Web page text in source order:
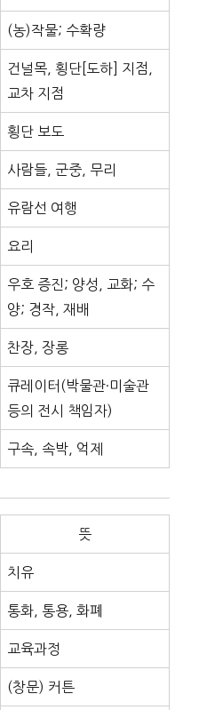
(농)작물; 수확량
건널목, 횡단[도하] 지점,
교차 지점
횡단 보도
사람들, 군중, 무리
유람선 여행
요리
우호 증진; 양성, 교화; 수
양; 경작, 재배
찬장, 장롱
큐레이터(박물관·미술관
등의 전시 책임자)
구속, 속박, 억제
뜻
치유
통화, 통용, 화폐
교육과정
(창문) 커튼